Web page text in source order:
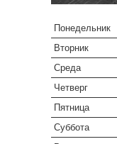
Понедельник
Вторник
Среда
Четверг
Пятница
Суббота